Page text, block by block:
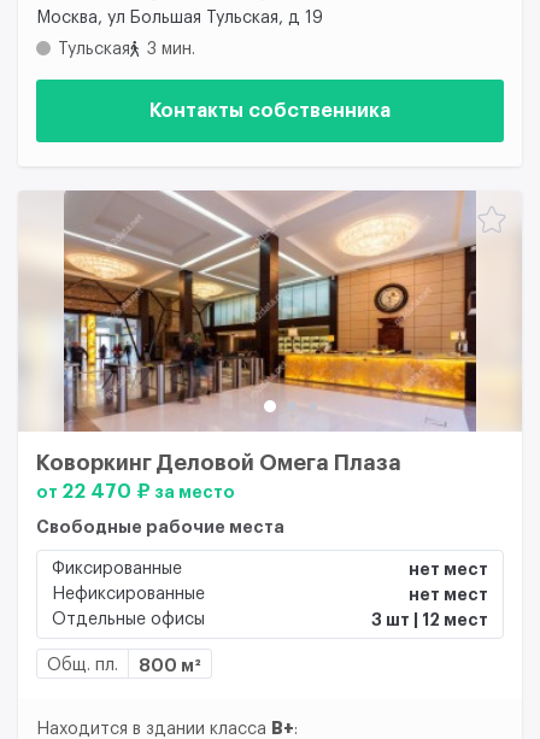
Москва, ул Большая Тульская, д 19
Тульская
3 мин.
Контакты собственника
Коворкинг Деловой Омега Плаза
от 22 470 ₽ за место
Свободные рабочие места
Фиксированные
нет мест
Нефиксированные
нет мест
Отдельные офисы
3 шт | 12 мест
Общ. пл. 800 м²
Находится в здании класса B+: